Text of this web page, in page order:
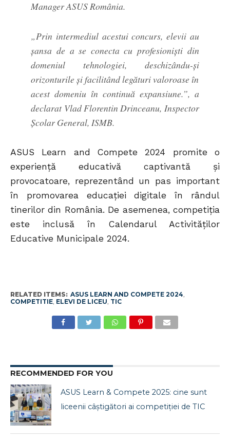
Manager ASUS România.
„Prin intermediul acestui concurs, elevii au
șansa de a se conecta cu profesioniști din
domeniul tehnologiei, deschizându-și
orizonturile și facilitând legături valoroase în
acest domeniu în continuă expansiune.”, a
declarat Vlad Florentin Drinceanu, Inspector
Școlar General, ISMB.
ASUS Learn and Compete 2024 promite o
experiență educativă captivantă și
provocatoare, reprezentând un pas important
în promovarea educației digitale în rândul
tinerilor din România. De asemenea, competiția
este inclusă în Calendarul Activităților
Educative Municipale 2024.
RELATED ITEMS: ASUS LEARN AND COMPETE 2024,
COMPETITIE, ELEVI DE LICEU, TIC
RECOMMENDED FOR YOU
ASUS Learn & Compete 2025: cine sunt
liceenii câștigători ai competiției de TIC